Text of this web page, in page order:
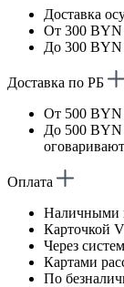
Доставка
От 300
До 300 BYN
Доставка по РБ
От 500
До 500 BYN
Оплата
Наличными
Карточкой
Через
Картами
По